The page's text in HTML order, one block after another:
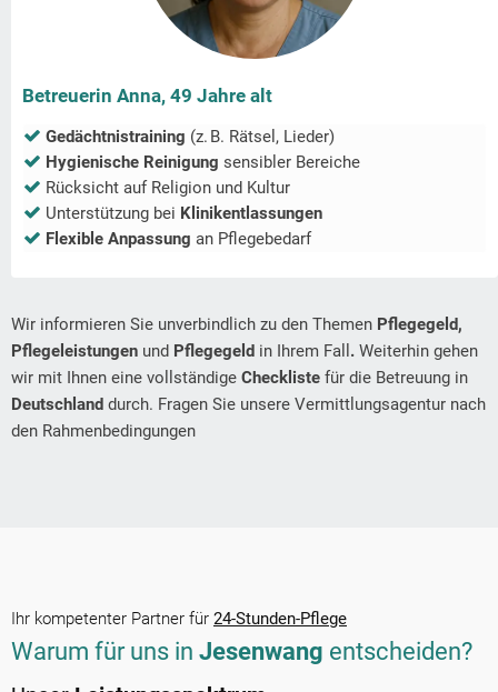
Betreuerin Anna, 49 Jahre alt
Gedächtnistraining (z. B. Rätsel, Lieder)
Hygienische Reinigung sensibler Bereiche
Rücksicht auf Religion und Kultur
Unterstützung bei Klinikentlassungen
Flexible Anpassung an Pflegebedarf
Wir informieren Sie unverbindlich zu den Themen Pflegegeld,
Pflegeleistungen und Pflegegeld in Ihrem Fall . Weiterhin gehen
wir mit Ihnen eine vollständige Checkliste für die Betreuung in
Deutschland durch. Fragen Sie unsere Vermittlungsagentur nach
den Rahmenbedingungen
Ihr kompetenter Partner für 24-Stunden-Pflege
Warum für uns in Jesenwang entscheiden?